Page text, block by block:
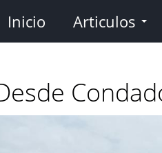
Inicio Articulos